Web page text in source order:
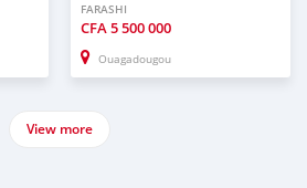
FARASHI
CFA5 500 000
Ouagadougou
View more